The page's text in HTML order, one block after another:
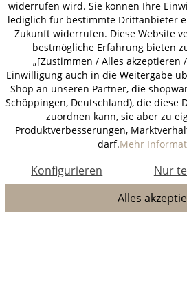
widerrufen wird. Sie können Ihre
lediglich für bestimmte Drittanbieter
Zukunft widerrufen. Diese Website
bestmögliche Erfahrung bieten
„[Zustimmen / Alles akzeptieren
Einwilligung auch in die Weitergabe
Shop an unseren Partner, die
Schöppingen, Deutschland), die diese
zuordnen kann, sie aber zu
Produktverbesserungen,
darf.Mehr
Nur
Konfigurieren
Alles